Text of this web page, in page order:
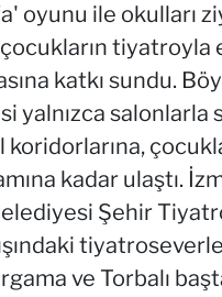
oyunu ile okulları
tiyatroyla
katkı sundu.
yalnızca salonlarla
koridorlarına,
kadar ulaştı.
Şehir
ve Torbalı